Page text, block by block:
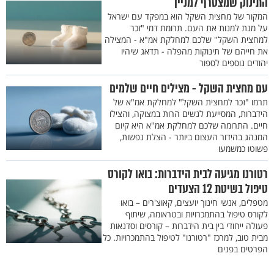
המקור של מחצית השקל הוא במפקד עם ישראל
על מנת למנות את העם. תרומת דמי "זכר
למחצית השקל" שלכם למחלקת אמ"א - המצילה
את חייהם של תינוקות מהפלה - תדאג שיהיו
יהודים נוספים לספור
עם מחצית השקל - מצילים חיים שלמים
תרמו "זכר למחצית השקל" למחלקת אמ"א של
הידברות, המסייעת לנשים הרות במצוקה, והצילו
חיים. התרומה שלכם למחלקת אמ"א היא קיום
המנהג בהידור העצום ביותר - הצלת נפשות,
פשוטו כמשמעו
רטורנו מגיעה לבית הידברות: בואו לקורס
טיפול בשיטת 12 הצעדים
מטפלים, אנשי חינוך יועצים, קאוצ'רים – בואו
לקורס טיפול בהתמכרויות ובטראומה, שיתוף
פעולה ייחודי בין בית הידברות – קורסים וסדנאות
מבית טוב, למרכז "רטורנו" לטיפול בהתמכרויות. כל
הפרטים בפנים